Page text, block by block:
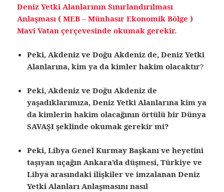
Deniz Yetki Alanlarının Sınırlandırılması
Anlaşması ( MEB – Münhasır Ekonomik Bölge )
Mavi Vatan çerçevesinde okumak gerekir.
Peki, Akdeniz ve Doğu Akdeniz de, Deniz Yetki
Alanlarına, kim ya da kimler hakim olacaktır?
Peki, Akdeniz ve Doğu Akdeniz de
yaşadıklarımıza, Deniz Yetki Alanlarına kim ya
da kimlerin hakim olacağının örtülü bir Dünya
SAVAŞI şeklinde okumak gerekir mi?
Peki, Libya Genel Kurmay Başkanı ve heyetini
taşıyan uçağın Ankara’da düşmesi, Türkiye ve
Libya arasındaki ilişkiler ve imzalanan Deniz
Yetki Alanları Anlaşmasını nasıl